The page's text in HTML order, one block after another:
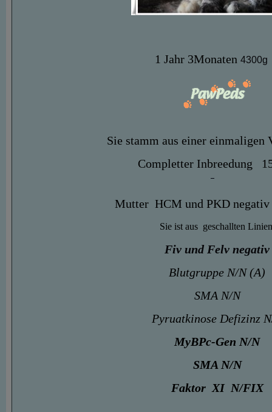
1 Jahr 3Monaten
Sie stamm aus einer einmaligen
Completter Inbreedung
Mutter HCM und PKD
Sie ist aus geschallten
Fiv und Felv negativ
Blutgruppe N/N (A)
SMA N/N
Pyruatkinose Defizinz
MyBPc-Gen N/N
SMA N/N
Faktor XI N/FIX